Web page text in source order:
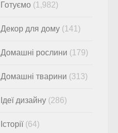
Готуємо (1,982)
Декор для дому (141)
Домашні рослини (179)
Домашні тварини (313)
Ідеї дизайну (286)
Історії(64)